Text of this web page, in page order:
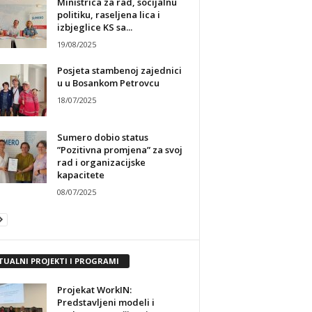
politiku, raseljena lica i
izbjeglice KS sa...
19/08/2025
Posjeta stambenoj zajednici
u u Bosankom Petrovcu
18/07/2025
Sumero dobio status
”Pozitivna promjena” za svoj
rad i organizacijske
kapacitete
08/07/2025
PROJEKTI I PROGRAMI
Projekat WorkIN:
Predstavljeni modeli i